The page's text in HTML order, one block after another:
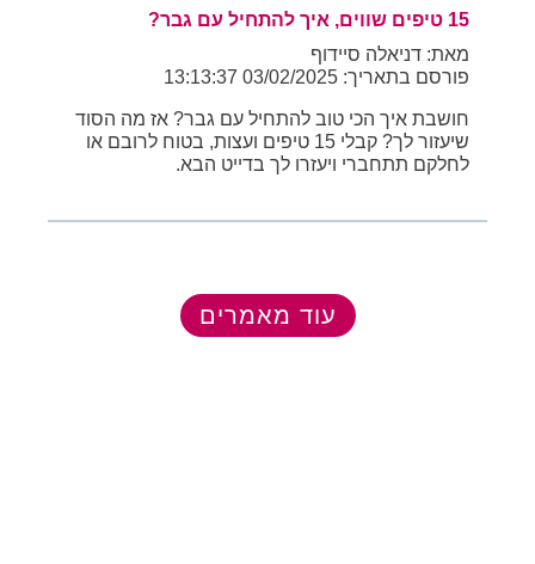
15 טיפים שווים, איך להתחיל עם גבר?
מאת: דניאלה סיידוף
פורסם בתאריך: 03/02/2025 13:13:37
חושבת איך הכי טוב להתחיל עם גבר? אז מה הסוד
שיעזור לך? קבלי 15 טיפים ועצות, בטוח לרובם או
לחלקם תתחברי ויעזרו לך בדייט הבא.
עוד מאמרים